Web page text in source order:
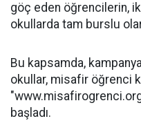
göç eden öğrencilerin,
okullarda tam burslu
Bu kapsamda,
okullar, misafir öğrenci
başladı.